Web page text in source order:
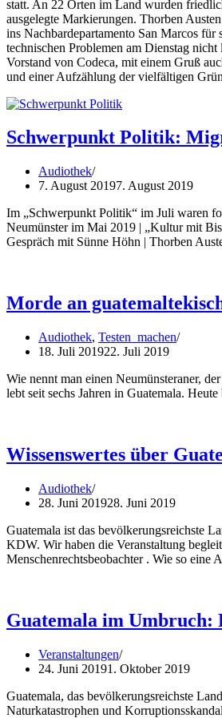
statt. An 22 Orten im Land wurden
ausgelegte Markierungen. Thorben
ins Nachbardepartamento San Marcos
technischen Problemen am Dienstag
Vorstand von Codeca, mit einem Gruß
und einer Aufzählung der vielfältigen
Schwerpunkt Politik:
Audiothek
7. August 20197. August 2019
Im „Schwerpunkt Politik“ im Juli waren
Neumünster im Mai 2019 | „Kultur mit
Gespräch mit Sünne Höhn | Thorben
Morde an
Audiothek, Testen_machen
18. Juli 201922. Juli 2019
Wie nennt man einen Neumünsteraner,
lebt seit sechs Jahren in Guatemala.
Wissenswertes über
Audiothek
28. Juni 201928. Juni 2019
Guatemala ist das bevölkerungsreichste
KDW. Wir haben die Veranstaltung
Menschenrechtsbeobachter . Wie so
Guatemala im
Veranstaltungen
24. Juni 20191. Oktober 2019
Guatemala, das bevölkerungsreichste
Naturkatastrophen und